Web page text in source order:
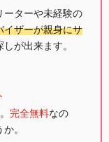
ーターや未経験の
イザーが親身にサ
が出来ます。
完全無料なの
。